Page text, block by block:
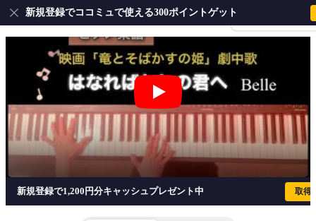
会員登録・ログイ
新規登録でココミュで使える300ポイントゲット
はなればなれの君へ - Belle
新規登録で1,200円分キャッシュプレゼント中 取得